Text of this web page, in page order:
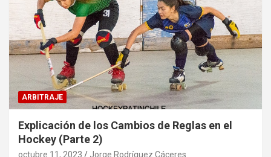
ARBITRAJE
Explicación de los Cambios de Reglas en el
Hockey (Parte 2)
octubre 11, 2023 Jorge Rodríguez Cáceres